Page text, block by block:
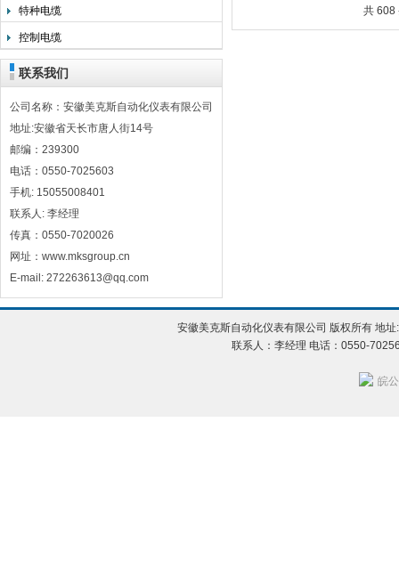
特种电缆
控制电缆
联系我们
公司名称：安徽美克斯自动化仪表有限公司
地址:安徽省天长市唐人街14号
邮编：239300
电话：0550-7025603
手机: 15055008401
联系人: 李经理
传真：0550-7020026
网址：www.mksgroup.cn
E-mail: 272263613@qq.com
共 608
安徽美克斯自动化仪表有限公司 版权所有 地
联系人：李经理 电话：0550-
皖